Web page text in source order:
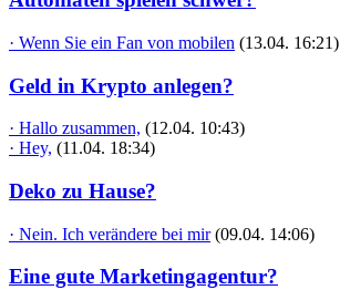
· Wenn Sie ein Fan von mobilen (13.04. 16:21)
Geld in Krypto anlegen?
· Hallo zusammen, (12.04. 10:43)
· Hey, (11.04. 18:34)
Deko zu Hause?
· Nein. Ich verändere bei mir (09.04. 14:06)
Eine gute Marketingagentur?